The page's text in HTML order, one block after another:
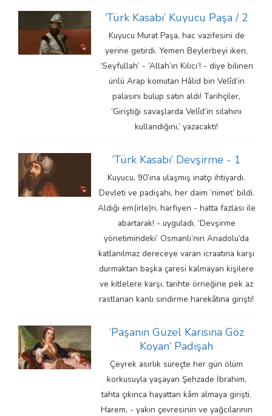
‘Türk Kasabı’ Kuyucu Paşa / 2
Kuyucu Murat Paşa, hac vazifesini de
yerine getirdi. Yemen Beylerbeyi iken,
‘Seyfullah’ - ‘Allah’ın Kılıcı’! - diye bilinen
ünlü Arap komutan Hâlid bin Velîd’in
palasını bulup satın aldı! Tarihçiler,
‘Giriştiği savaşlarda Velîd’in silahını
kullandığını,’ yazacaktı!
‘Türk Kasabı’ Devşirme - 1
Kuyucu, 90’ına ulaşmış inatçı ihtiyardı.
Devleti ve padişahı, her daim ‘nimet’ bildi.
Aldığı em(irle)ri, harfiyen - hatta fazlası ile
abartarak! - uyguladı. ‘Devşirme
yönetimindeki’ Osmanlı’nın Anadolu’da
katlanılmaz dereceye varan icraatına karşı
durmaktan başka çaresi kalmayan kişilere
ve kitlelere karşı, tarihte örneğine pek az
rastlanan kanlı sindirme harekâtına girişti!
‘Paşanın Güzel Karısına Göz
Koyan’ Padişah
Çeyrek asırlık süreçte her gün ölüm
korkusuyla yaşayan Şehzade İbrahim,
tahta çıkınca hayattan kâm almaya girişti.
Harem, - yakın çevresinin ve yağcılarının